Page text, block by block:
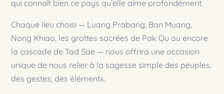
qui connaît bien ce pays qu’elle aime profondément.
Chaque lieu choisi — Luang Prabang, Ban Muang,
Nong Khiao, les grottes sacrées de Pak Ou ou encore
la cascade de Tad Sae — nous offrira une occasion
unique de nous relier à la sagesse simple des peuples,
des gestes, des éléments.